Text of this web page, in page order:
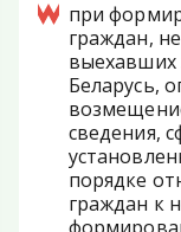
при
граждан,
выехавших
Беларусь,
сведения,
порядке
граждан к